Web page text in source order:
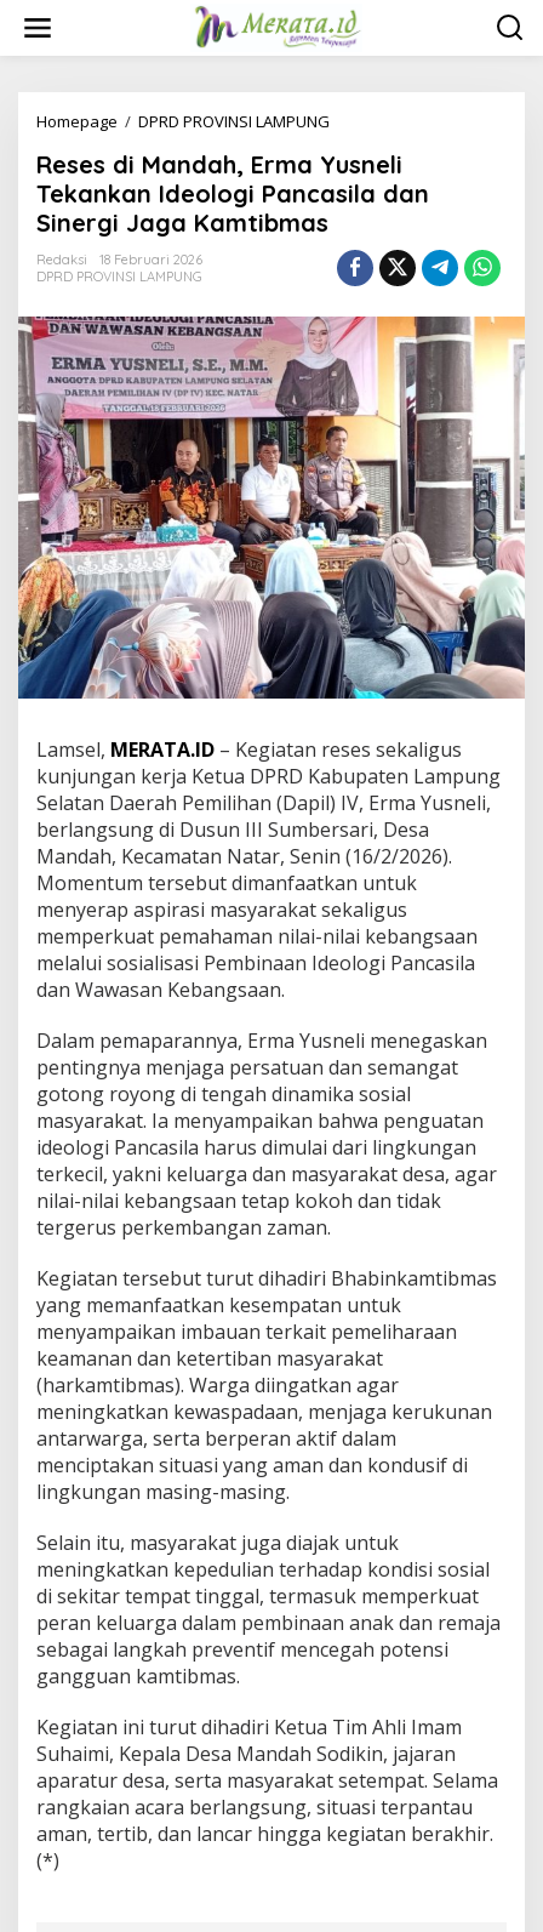
w
Homepage / DPRD PROVINSI LAMPUNG
s
e
s
M
n
d
a
h
,
E
r
m
a
Y
u
s
n
e
l
T
e
n
k
a
n
I
d
e
o
l
o
g
a
n
c
a
s
i
l
a
d
S
i
e
r
g
i
J
a
g
a
m
t
i
b
m
Reses di Mandah, Erma Yusneli
Tekankan Ideologi Pancasila dan
Sinergi Jaga Kamtibmas
Redaksi
18 Februari 2026
DPRD PROVINSI LAMPUNG
Lamsel, MERATA.ID – Kegiatan reses sekaligus
kunjungan kerja Ketua DPRD Kabupaten Lampung
Selatan Daerah Pemilihan (Dapil) IV, Erma Yusneli,
berlangsung di Dusun III Sumbersari, Desa
Mandah, Kecamatan Natar, Senin (16/2/2026).
Momentum tersebut dimanfaatkan untuk
menyerap aspirasi masyarakat sekaligus
memperkuat pemahaman nilai-nilai kebangsaan
melalui sosialisasi Pembinaan Ideologi Pancasila
dan Wawasan Kebangsaan.
Dalam pemaparannya, Erma Yusneli menegaskan
pentingnya menjaga persatuan dan semangat
gotong royong di tengah dinamika sosial
masyarakat. Ia menyampaikan bahwa penguatan
ideologi Pancasila harus dimulai dari lingkungan
terkecil, yakni keluarga dan masyarakat desa, agar
nilai-nilai kebangsaan tetap kokoh dan tidak
tergerus perkembangan zaman.
Kegiatan tersebut turut dihadiri Bhabinkamtibmas
yang memanfaatkan kesempatan untuk
menyampaikan imbauan terkait pemeliharaan
keamanan dan ketertiban masyarakat
(harkamtibmas). Warga diingatkan agar
meningkatkan kewaspadaan, menjaga kerukunan
antarwarga, serta berperan aktif dalam
menciptakan situasi yang aman dan kondusif di
lingkungan masing-masing.
Selain itu, masyarakat juga diajak untuk
meningkatkan kepedulian terhadap kondisi sosial
di sekitar tempat tinggal, termasuk memperkuat
peran keluarga dalam pembinaan anak dan remaja
sebagai langkah preventif mencegah potensi
gangguan kamtibmas.
Kegiatan ini turut dihadiri Ketua Tim Ahli Imam
Suhaimi, Kepala Desa Mandah Sodikin, jajaran
aparatur desa, serta masyarakat setempat. Selama
rangkaian acara berlangsung, situasi terpantau
aman, tertib, dan lancar hingga kegiatan berakhir.
(*)